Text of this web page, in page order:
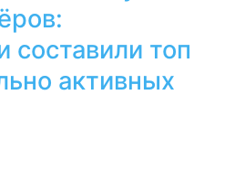
составили топ
активных